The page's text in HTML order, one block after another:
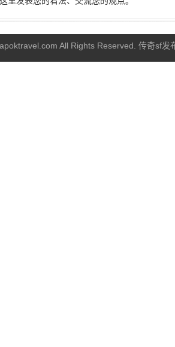
All Rights Reserved. 传奇sf发